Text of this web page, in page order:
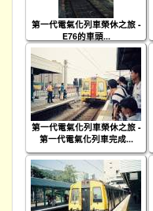
第一代電氣化列車榮休之旅 -
E76的車頭...
第一代電氣化列車榮休之旅 -
第一代電氣化列車完成...